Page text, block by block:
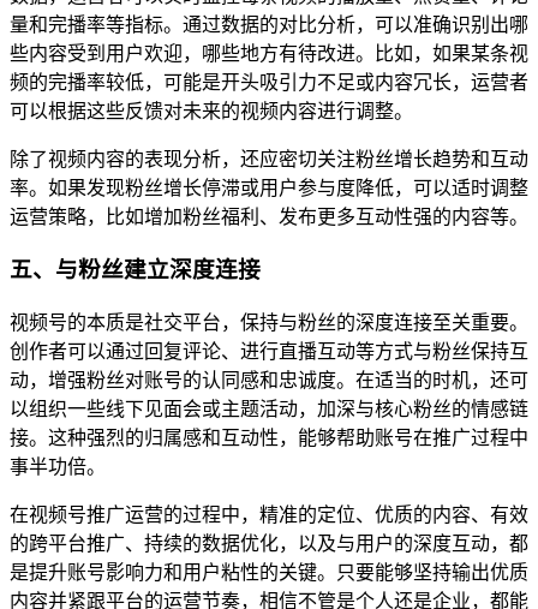
量和完播率等指标。通过数据的对比分析，可以准确识别出哪
些内容受到用户欢迎，哪些地方有待改进。比如，如果某条视
频的完播率较低，可能是开头吸引力不足或内容冗长，运营者
可以根据这些反馈对未来的视频内容进行调整。
除了视频内容的表现分析，还应密切关注粉丝增长趋势和互动
率。如果发现粉丝增长停滞或用户参与度降低，可以适时调整
运营策略，比如增加粉丝福利、发布更多互动性强的内容等。
五、与粉丝建立深度连接
视频号的本质是社交平台，保持与粉丝的深度连接至关重要。
创作者可以通过回复评论、进行直播互动等方式与粉丝保持互
动，增强粉丝对账号的认同感和忠诚度。在适当的时机，还可
以组织一些线下见面会或主题活动，加深与核心粉丝的情感链
接。这种强烈的归属感和互动性，能够帮助账号在推广过程中
事半功倍。
在视频号推广运营的过程中，精准的定位、优质的内容、有效
的跨平台推广、持续的数据优化，以及与用户的深度互动，都
是提升账号影响力和用户粘性的关键。只要能够坚持输出优质
内容并紧跟平台的运营节奏，相信不管是个人还是企业，都能